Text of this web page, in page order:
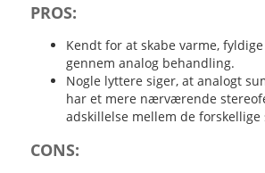
PROS:
Kendt for at skabe varme,
gennem analog behandling.
Nogle lyttere siger, at analogt
har et mere nærværende
adskillelse mellem de forskellige
CONS: